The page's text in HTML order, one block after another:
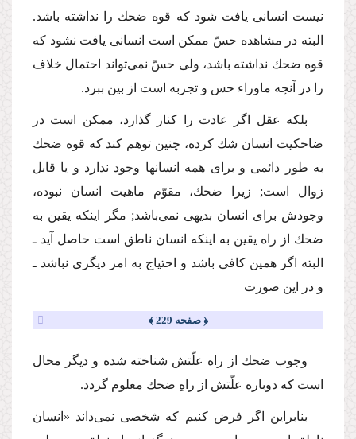
نیست انسانی یافت شود كه قوه ضحك را نداشته باشد.
البته در مشاهده حسّ ممكن است انسانی یافت نشود كه
قوه ضحك نداشته باشد، ولی حسّ نمی‌تواند احتمال خلاف
را در آنچه ماوراء حس و تجربه است از بین ببرد.
بلكه عقل اگر عادت را كنار گذارد، ممكن است در
ضاحكیت انسان شك كرده، چنین توهم كند كه قوه ضحك
به طور دائمی و برای همه انسانها وجود ندارد و یا قابل
زوال است; زیرا ضحك، مقوّم ماهیت انسان نبوده،
وجودش برای انسان بدیهی نمی‌باشد; مگر اینكه یقین به
ضحك از راه یقین به اینكه انسان ناطق است حاصل آید ـ
البته اگر همین كافی باشد و احتیاج به امر دیگری نباشد ـ
و در این صورت
﴿ صفحه 229 ﴾
وجوب ضحك از راه علّتش شناخته شده و دیگر محال
است كه دوباره علّتش از راهِ ضحك معلوم گردد.
بنابراین اگر فرض كنیم كه شخصی نمی‌داند «انسان